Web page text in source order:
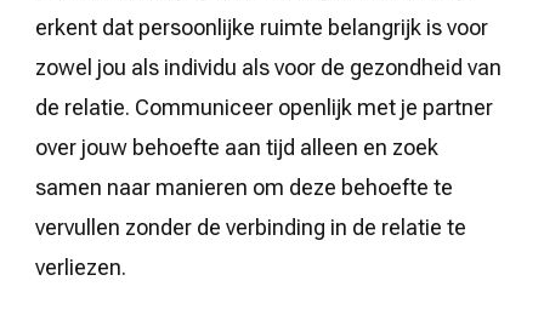
erkent dat persoonlijke ruimte belangrijk is voor
zowel jou als individu als voor de gezondheid van
de relatie. Communiceer openlijk met je partner
over jouw behoefte aan tijd alleen en zoek
samen naar manieren om deze behoefte te
vervullen zonder de verbinding in de relatie te
verliezen.